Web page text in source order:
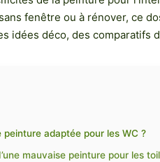
fenêtre ou à rénover, ce
idées déco, des comparatifs
peinture adaptée pour les WC ?
mauvaise peinture pour les